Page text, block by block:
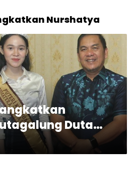
Nurshatya
Duta
Nasional
Kesenian